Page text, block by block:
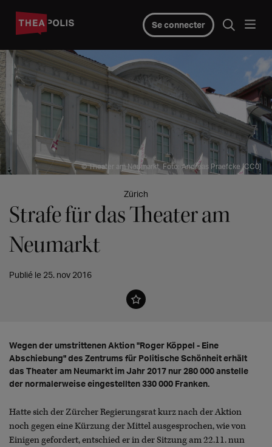
Se connecter
© Theater am Neumarkt, Foto: Andreas Praefcke [CC0]
Zürich
Strafe für das Theater am
Neumarkt
Publié le 25. nov 2016
Wegen der umstrittenen Aktion "Roger Köppel - Eine
Abschiebung" des Zentrums für Politische Schönheit erhält
das Theater am Neumarkt im Jahr 2017 nur 280 000 anstelle
der normalerweise eingestellten 330 000 Franken.
Hatte sich der Zürcher Regierungsrat kurz nach der Aktion
noch gegen eine Kürzung der Mittel ausgesprochen, wie von
Einigen gefordert, entschied er in der Sitzung am 22.11. nun